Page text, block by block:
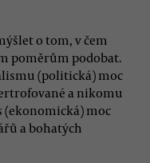
o tom, v čem
poměrům podobat.
(politická) moc
a nikomu
(ekonomická) moc
a bohatých